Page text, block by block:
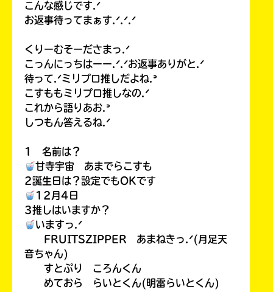
こんな感じです.ᐟ
お返事待ってまぁす.ᐟ.ᐟ.ᐟ
くりーむそーださまっ.ᐟ
こっんにっちはーー.ᐟ.ᐟお返事ありがと.ᐟ
待って.ᐟミリプロ推しだよね.ᐣ
こすももミリプロ推しなの.ᐟ
これから語りあお.ᐣ
しつもん答えるね.ᐟ
1 名前は？
甘寺宇宙 あまでらこすも
2誕生日は？設定でもOKです
12月4日
3推しはいますか？
いますっ.ᐟ
FRUITSZIPPER あまねきっ.ᐟ(月足天
音ちゃん)
すとぷり ころんくん
めておら らいとくん(明雷らいとくん)